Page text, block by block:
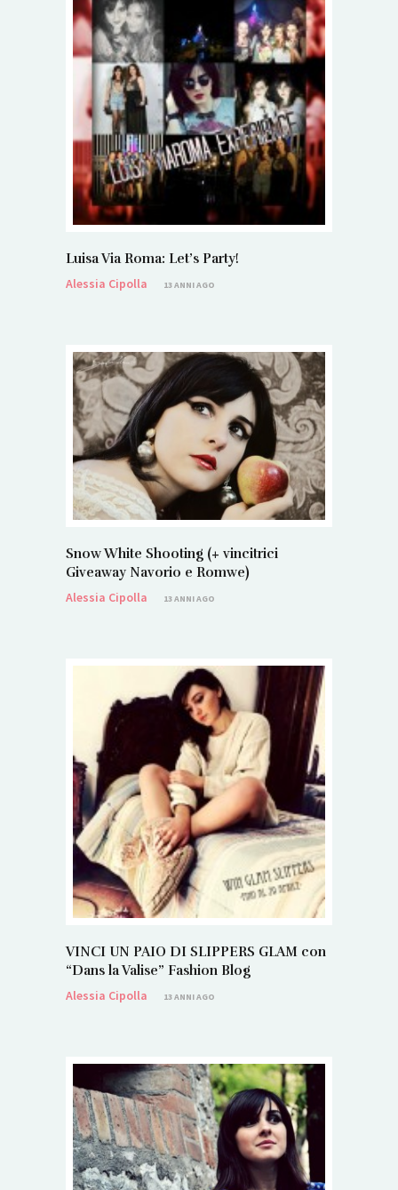
Luisa Via Roma: Let’s Party!
Alessia Cipolla
13 ANNI AGO
Snow White Shooting (+ vincitrici
Giveaway Navorio e Romwe)
Alessia Cipolla
13 ANNI AGO
VINCI UN PAIO DI SLIPPERS GLAM con
“Dans la Valise” Fashion Blog
Alessia Cipolla
13 ANNI AGO